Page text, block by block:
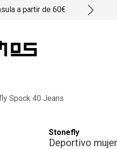
a partir de 60€
Spock 40 Jeans
Stonefly
Deportivo